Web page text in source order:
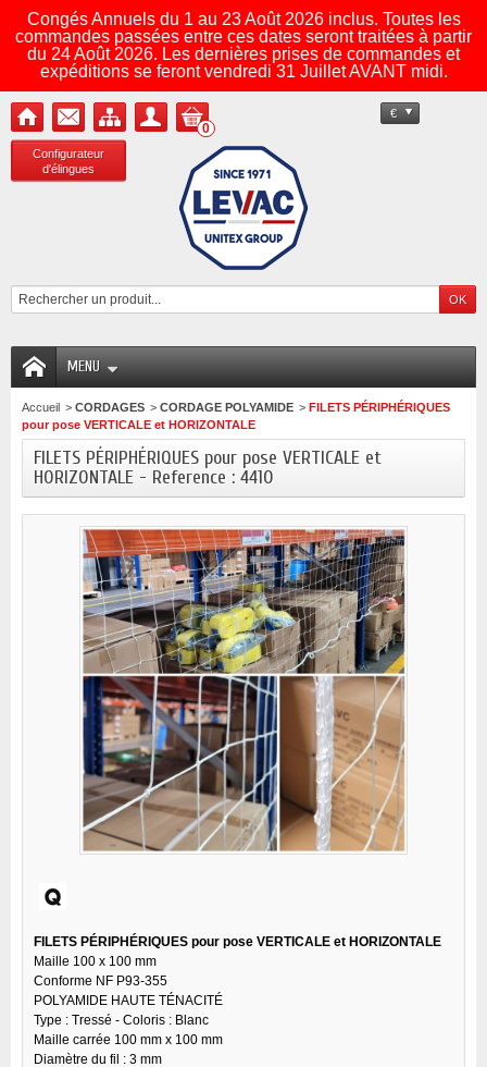
Congés Annuels du 1 au 23 Août 2026 inclus. Toutes les
commandes passées entre ces dates seront traitées à partir
du 24 Août 2026. Les dernières prises de commandes et
expéditions se feront vendredi 31 Juillet AVANT midi.
Configurateur
d'élingues
€
0
MENU
Accueil > CORDAGES > CORDAGE POLYAMIDE > FILETS PÉRIPHÉRIQUES
pour pose VERTICALE et HORIZONTALE
FILETS PÉRIPHÉRIQUES pour pose VERTICALE et
HORIZONTALE - Reference : 4410
FILETS PÉRIPHÉRIQUES pour pose VERTICALE et HORIZONTALE
Maille 100 x 100 mm
Conforme NF P93-355
POLYAMIDE HAUTE TÉNACITÉ
Type : Tressé - Coloris : Blanc
Maille carrée 100 mm x 100 mm
Diamètre du fil : 3 mm